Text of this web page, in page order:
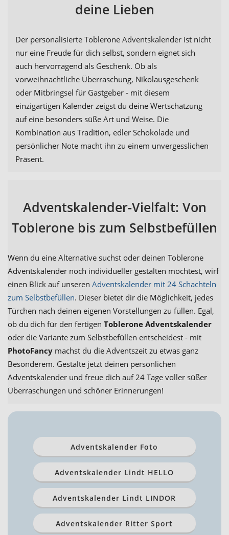
deine Lieben
Der personalisierte Toblerone Adventskalender ist nicht
nur eine Freude für dich selbst, sondern eignet sich
auch hervorragend als Geschenk. Ob als
vorweihnachtliche Überraschung, Nikolausgeschenk
oder Mitbringsel für Gastgeber - mit diesem
einzigartigen Kalender zeigst du deine Wertschätzung
auf eine besonders süße Art und Weise. Die
Kombination aus Tradition, edler Schokolade und
persönlicher Note macht ihn zu einem unvergesslichen
Präsent.
Adventskalender-Vielfalt: Von
Toblerone bis zum Selbstbefüllen
Wenn du eine Alternative suchst oder deinen Toblerone
Adventskalender noch individueller gestalten möchtest, wirf
einen Blick auf unseren Adventskalender mit 24 Schachteln
zum Selbstbefüllen. Dieser bietet dir die Möglichkeit, jedes
Türchen nach deinen eigenen Vorstellungen zu füllen. Egal,
ob du dich für den fertigen Toblerone Adventskalender
oder die Variante zum Selbstbefüllen entscheidest - mit
PhotoFancy machst du die Adventszeit zu etwas ganz
Besonderem. Gestalte jetzt deinen persönlichen
Adventskalender und freue dich auf 24 Tage voller süßer
Überraschungen und schöner Erinnerungen!
Adventskalender Foto
Adventskalender Lindt HELLO
Adventskalender Lindt LINDOR
Adventskalender Ritter Sport